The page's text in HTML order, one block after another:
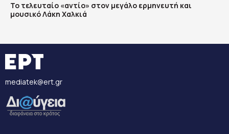
Το τελευταίο «αντίο» στον μεγάλο ερμηνευτή και
μουσικό Λάκη Χαλκιά
mediatek@ert.gr